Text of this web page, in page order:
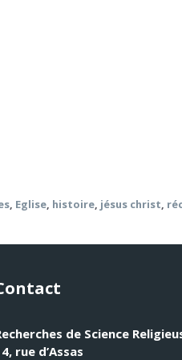
, Eglise, histoire, jésus christ,
de Science
rue d’Assas